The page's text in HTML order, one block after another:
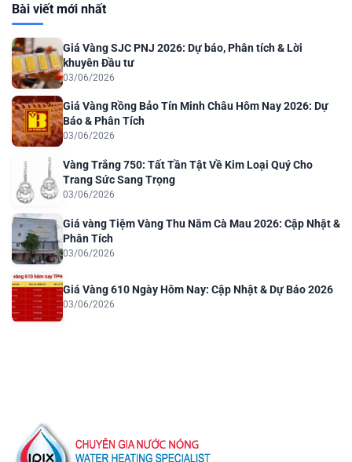
Bài viết mới nhất
Giá Vàng SJC PNJ 2026: Dự báo, Phân tích & Lời
khuyên Đầu tư
03/06/2026
Giá Vàng Rồng Bảo Tín Minh Châu Hôm Nay 2026: Dự
Báo & Phân Tích
03/06/2026
Vàng Trắng 750: Tất Tần Tật Về Kim Loại Quý Cho
Trang Sức Sang Trọng
03/06/2026
Giá vàng Tiệm Vàng Thu Năm Cà Mau 2026: Cập Nhật &
Phân Tích
03/06/2026
Giá Vàng 610 Ngày Hôm Nay: Cập Nhật & Dự Báo 2026
03/06/2026